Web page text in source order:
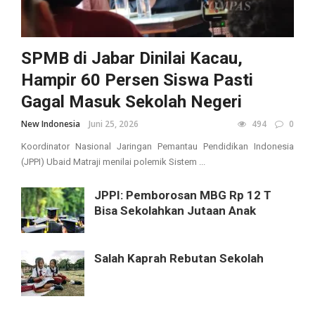
SPMB di Jabar Dinilai Kacau,
Hampir 60 Persen Siswa Pasti
Gagal Masuk Sekolah Negeri
New Indonesia Juni 25, 2026 494 0
Koordinator Nasional Jaringan Pemantau Pendidikan Indonesia
(JPPI) Ubaid Matraji menilai polemik Sistem ...
JPPI: Pemborosan MBG Rp 12 T
Bisa Sekolahkan Jutaan Anak
Salah Kaprah Rebutan Sekolah